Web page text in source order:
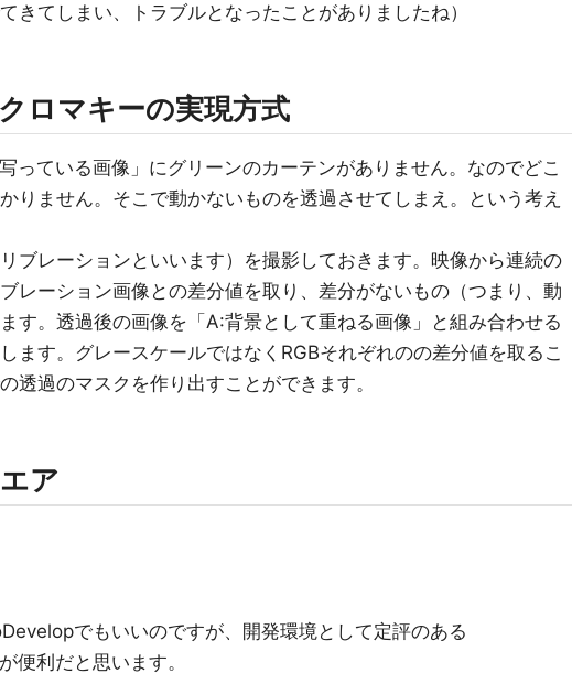
きてしまい、トラブルとなったことがありましたね）
ロマキーの実現方式
っている画像」にグリーンのカーテンがありません。なのでどこ
りません。そこで動かないものを透過させてしまえ。という考え
ブレーションといいます）を撮影しておきます。映像から連続の
レーション画像との差分値を取り、差分がないもの（つまり、動
す。透過後の画像を「A:背景として重ねる画像」と組み合わせる
ます。グレースケールではなくRGBそれぞれのの差分値を取るこ
透過のマスクを作り出すことができます。
ア
でもいいのですが、開発環境として定評のある
便利だと思います。